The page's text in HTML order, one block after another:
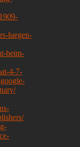
luegen-
beim-
4-7-